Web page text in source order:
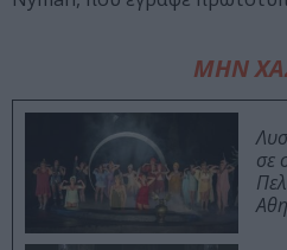
ΜΗΝ
σε